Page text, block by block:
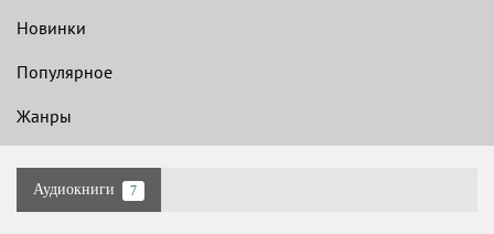
Новинки
Популярное
Жанры
Аудиокниги 7